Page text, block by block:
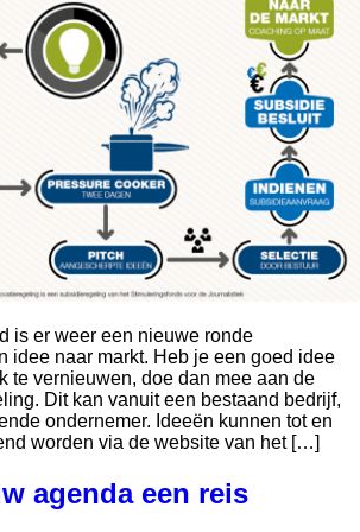
is er weer een nieuwe ronde
idee naar markt. Heb je een goed idee
te vernieuwen, doe dan mee aan de
Dit kan vanuit een bestaand bedrijf,
ondernemer. Ideeën kunnen tot en
worden via de website van het […]
agenda een reis